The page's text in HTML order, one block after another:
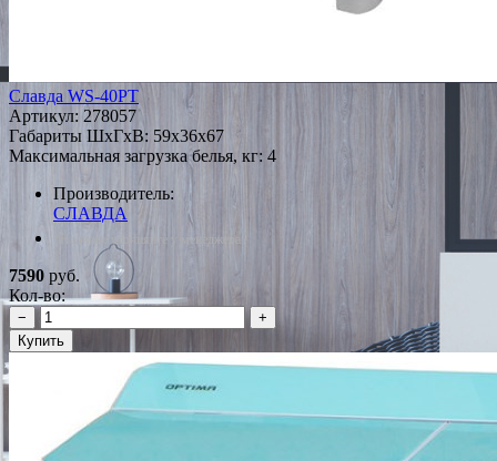
Славда WS-40PT
Артикул: 278057
Габариты ШxГxВ: 59x36x67
Максимальная загрузка белья, кг: 4
Производитель:
СЛАВДА
*Наличие уточняйте у менеджера
7590 руб.
Кол-во:
−
+
Купить